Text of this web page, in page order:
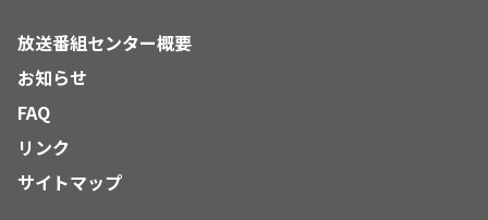
放送番組センター概要
お知らせ
FAQ
リンク
サイトマップ